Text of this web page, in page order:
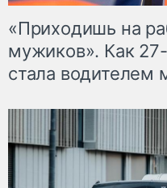
«Приходишь на
мужиков». Как
стала водителем